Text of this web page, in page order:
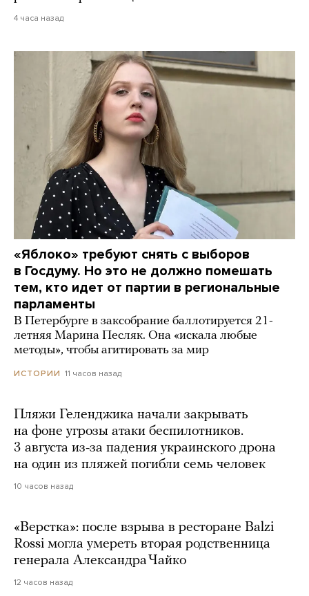
4 часа назад
«Яблоко» требуют снять с выборов
в Госдуму. Но это не должно помешать
тем, кто идет от партии в региональные
парламенты
В Петербурге в заксобрание баллотируется 21-
летняя Марина Песляк. Она «искала любые
методы», чтобы агитировать за мир
ИСТОРИИ 11 часов назад
Пляжи Геленджика начали закрывать
на фоне угрозы атаки беспилотников.
3 августа из-за падения украинского дрона
на один из пляжей погибли семь человек
10 часов назад
«Верстка»: после взрыва в ресторане Balzi
Rossi могла умереть вторая родственница
генерала Александра Чайко
12 часов назад